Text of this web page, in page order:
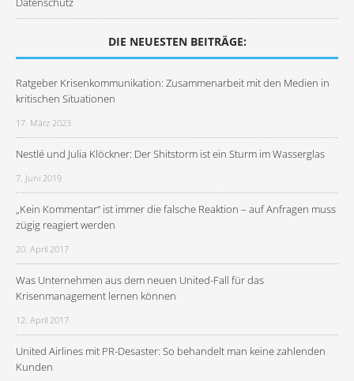
DIE NEUESTEN BEITRÄGE:
Ratgeber Krisenkommunikation: Zusammenarbeit mit den Medien in
kritischen Situationen
17. März 2023
Nestlé und Julia Klöckner: Der Shitstorm ist ein Sturm im Wasserglas
7. Juni 2019
„Kein Kommentar“ ist immer die falsche Reaktion – auf Anfragen muss
zügig reagiert werden
20. April 2017
Was Unternehmen aus dem neuen United-Fall für das
Krisenmanagement lernen können
12. April 2017
United Airlines mit PR-Desaster: So behandelt man keine zahlenden
Kunden